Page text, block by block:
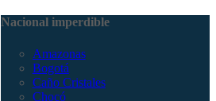
Nacional imperdible
Amazonas
Bogotá
Caño Cristales
Chocó